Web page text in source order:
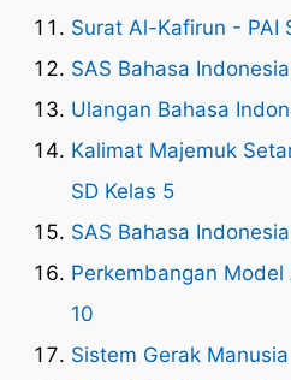
Surat Al-Kafirun - PAI
SAS Bahasa
Ulangan Bahasa
Kalimat Majemuk
SD Kelas 5
SAS Bahasa
Perkembangan
10
Sistem Gerak